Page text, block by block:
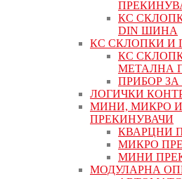
КС
DIN ШИНА
КС СКЛОПКИ И
КС
МЕТАЛНА
ПРИБОР
ЛОГИЧКИ
МИНИ, МИКРО
ПРЕКИНУВАЧИ
КВАРЦНИ
МИКРО
МИНИ
МОДУЛАРНА